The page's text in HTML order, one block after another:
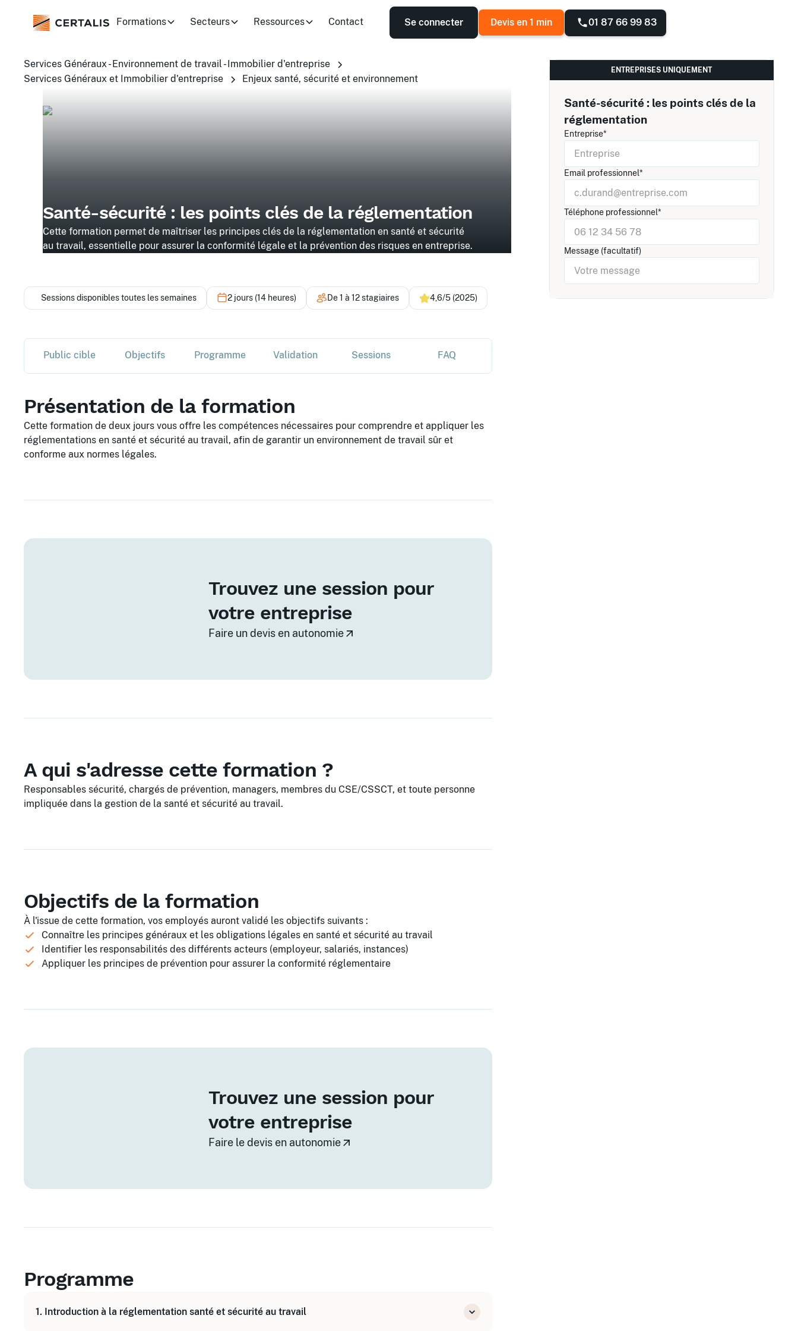
Formations Secteurs Ressources Contact Se connecter Devis en 1 min 01 87 66 99 83
Services Généraux - Environnement de travail - Immobilier d'entreprise
Services Généraux et Immobilier d'entreprise
Enjeux santé, sécurité et environnement
Santé-sécurité : les points clés de la réglementation
Cette formation permet de maîtriser les principes clés de la réglementation en santé et sécurité
au travail, essentielle pour assurer la conformité légale et la prévention des risques en entreprise.
Sessions disponibles toutes les semaines 2 jours (14 heures) De 1 à 12 stagiaires 4,6/5 (2025)
Public cible Objectifs Programme Validation Sessions FAQ
Présentation de la formation
Cette formation de deux jours vous offre les compétences nécessaires pour comprendre et appliquer les
réglementations en santé et sécurité au travail, afin de garantir un environnement de travail sûr et
conforme aux normes légales.
Trouvez une session pour
votre entreprise
Faire un devis en autonomie
A qui s'adresse cette formation ?
Responsables sécurité, chargés de prévention, managers, membres du CSE/CSSCT, et toute personne
impliquée dans la gestion de la santé et sécurité au travail.
Objectifs de la formation
À l'issue de cette formation, vos employés auront validé les objectifs suivants :
Connaître les principes généraux et les obligations légales en santé et sécurité au travail
Identifier les responsabilités des différents acteurs (employeur, salariés, instances)
Appliquer les principes de prévention pour assurer la conformité réglementaire
Trouvez une session pour
votre entreprise
Faire le devis en autonomie
Programme
1. Introduction à la réglementation santé et sécurité au travail
ENTREPRISES UNIQUEMENT
Santé-sécurité : les points clés de la
réglementation
Entreprise*
Email professionnel*
Téléphone professionnel*
Message (facultatif)